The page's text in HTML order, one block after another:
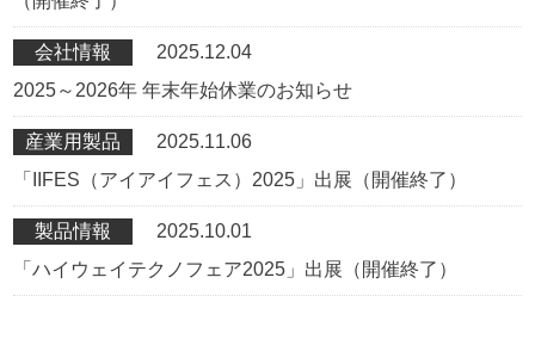
会社情報
2025.12.04
2025～2026年 年末年始休業のお知らせ
産業用製品
2025.11.06
「IIFES（アイアイフェス）2025」出展（開催終了）
製品情報
2025.10.01
「ハイウェイテクノフェア2025」出展（開催終了）